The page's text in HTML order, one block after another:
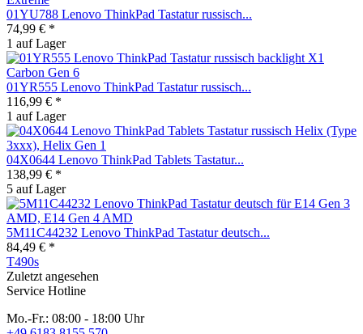
01YU788 Lenovo ThinkPad Tastatur russisch...
74,99 € *
1 auf Lager
01YR555 Lenovo ThinkPad Tastatur russisch...
116,99 € *
1 auf Lager
04X0644 Lenovo ThinkPad Tablets Tastatur...
138,99 € *
5 auf Lager
5M11C44232 Lenovo ThinkPad Tastatur deutsch...
84,49 € *
T490s
Zuletzt angesehen
Service Hotline
Mo.-Fr.: 08:00 - 18:00 Uhr